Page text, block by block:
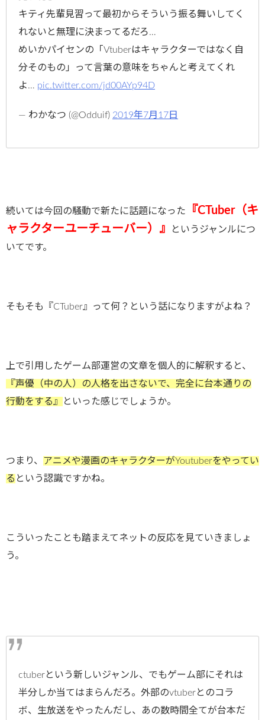
キティ先輩見習って最初からそういう振る舞いしてく
れないと無理に決まってるだろ…
めいかパイセンの「Vtuberはキャラクターではなく自
分そのもの」って言葉の意味をちゃんと考えてくれ
よ… pic.twitter.com/jd00AYp94D
— わかなつ (@Odduif) 2019年7月17日
続いては今回の騒動で新たに話題になった
『CTuber（キ
ャラクターユーチューバー）』
というジャンルにつ
いてです。
そもそも『CTuber』って何？という話になりますがよね？
上で引用したゲーム部運営の文章を個人的に解釈すると、
『声優（中の人）の人格を出さないで、完全に台本通りの
行動をする』
といった感じでしょうか。
つまり、 アニメや漫画のキャラクターがYoutuberをやってい
る という認識ですかね。
こういったことも踏まえてネットの反応を見ていきましょ
う。
ctuberという新しいジャンル、でもゲーム部にそれは
半分しか当てはまらんだろ。外部のvtuberとのコラ
ボ、生放送をやったんだし、あの数時間全てが台本だ